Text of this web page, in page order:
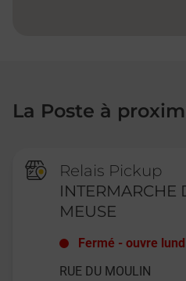
La Poste à
Relais Pickup
INTERMARCHE
MEUSE
Fermé -ouvre
RUE DU MOULIN